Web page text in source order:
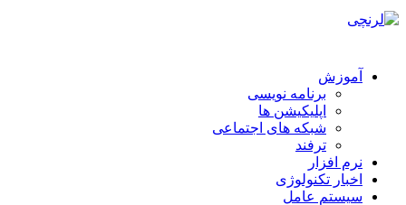
آموزش
برنامه نویسی
اپلیکیشن ها
شبکه های اجتماعی
ترفند
نرم افزار
اخبار تکنولوژی
سیستم عامل